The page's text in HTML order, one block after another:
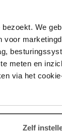
We
meten en
via het
Zelf